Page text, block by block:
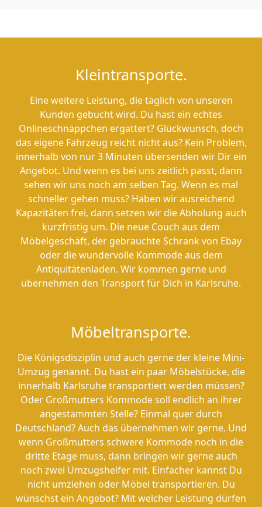
Kleintransporte.
Eine weitere Leistung, die täglich von unseren
Kunden gebucht wird. Du hast ein echtes
Onlineschnäppchen ergattert? Glückwunsch, doch
das eigene Fahrzeug reicht nicht aus? Kein Problem,
innerhalb von nur 3 Minuten übersenden wir Dir ein
Angebot. Und wenn es bei uns zeitlich passt, dann
sehen wir uns noch am selben Tag. Wenn es mal
schneller gehen muss? Haben wir ausreichend
Kapazitäten frei, dann setzen wir die Abholung auch
kurzfristig um. Die neue Couch aus dem
Möbelgeschäft, der gebrauchte Schrank von Ebay
oder die wundervolle Kommode aus dem
Antiquitätenladen. Wir kommen gerne und
übernehmen den Transport für Dich in Karlsruhe.
Möbeltransporte.
Die Königsdisziplin und auch gerne der kleine Mini-
Umzug genannt. Du hast ein paar Möbelstücke, die
innerhalb Karlsruhe transportiert werden müssen?
Oder Großmutters Kommode soll endlich an ihrer
angestammten Stelle? Einmal quer durch
Deutschland? Auch das übernehmen wir gerne. Und
wenn Großmutters schwere Kommode noch in die
dritte Etage muss, dann bringen wir gerne auch
noch zwei Umzugshelfer mit. Einfacher kannst Du
nicht umziehen oder Möbel transportieren. Du
wünschst ein Angebot? Mit welcher Leistung dürfen